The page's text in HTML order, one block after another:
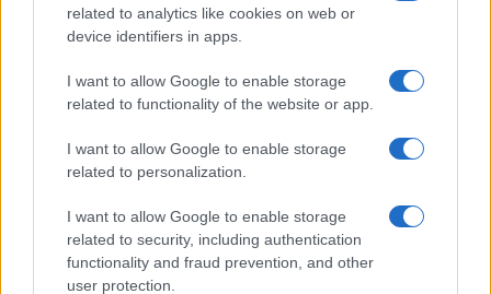
related to analytics like cookies on web or
device identifiers in apps.
I want to allow Google to enable storage
related to functionality of the website or app.
I want to allow Google to enable storage
related to personalization.
I want to allow Google to enable storage
related to security, including authentication
functionality and fraud prevention, and other
user protection.